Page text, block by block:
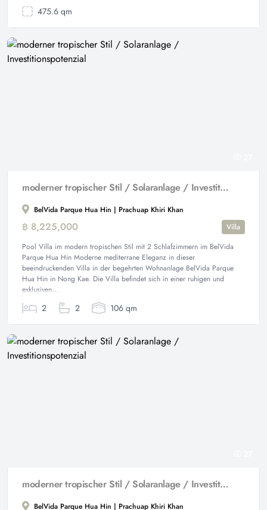
475.6 qm
moderner tropischer Stil / Solaranlage / Investitionspotenzial
BelVida Parque Hua Hin | Prachuap Khiri Khan
฿ 8,225,000
Villa
Pool Villa im modern tropischen Stil mit 2 Schlafzimmern im BelVida
Parque Hua Hin Moderne mediterrane Eleganz in dieser
beeindruckenden Villa in der begehrten Wohnanlage BelVida Parque
Hua Hin in Nong Kae. Die Villa befindet sich in einer ruhigen und
exklusiven...
2 2 106 qm
moderner tropischer Stil / Solaranlage / Investitionspotenzial
BelVida Parque Hua Hin | Prachuap Khiri Khan